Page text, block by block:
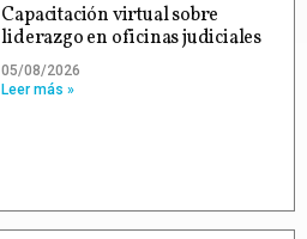
Capacitación virtual sobre
liderazgo en oficinas judiciales
05/08/2026
Leer más »